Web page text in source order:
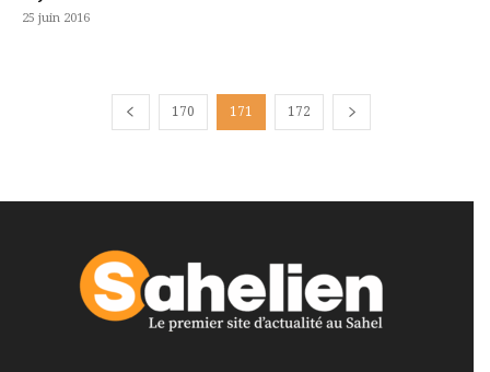
25 juin 2016
170 171 172